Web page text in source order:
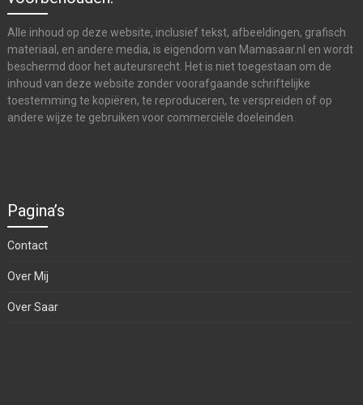
Alle inhoud op deze website, inclusief tekst, afbeeldingen, grafisch
materiaal, en andere media, is eigendom van Mamasaar.nl en wordt
beschermd door het auteursrecht. Het is niet toegestaan om de
inhoud van deze website zonder voorafgaande schriftelijke
toestemming te kopiëren, te reproduceren, te verspreiden of op
andere wijze te gebruiken voor commerciële doeleinden.
Pagina’s
Contact
Over Mij
Over Saar